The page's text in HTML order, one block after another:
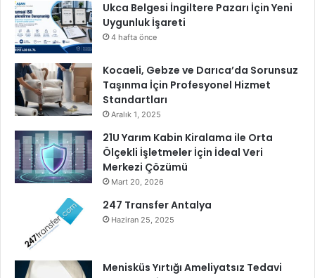
Ukca Belgesi İngiltere Pazarı İçin Yeni
Uygunluk İşareti
4 hafta önce
Kocaeli, Gebze ve Darıca’da Sorunsuz
Taşınma İçin Profesyonel Hizmet
Standartları
Aralık 1, 2025
21U Yarım Kabin Kiralama ile Orta
Ölçekli İşletmeler İçin İdeal Veri
Merkezi Çözümü
Mart 20, 2026
247 Transfer Antalya
Haziran 25, 2025
Menisküs Yırtığı Ameliyatsız Tedavi